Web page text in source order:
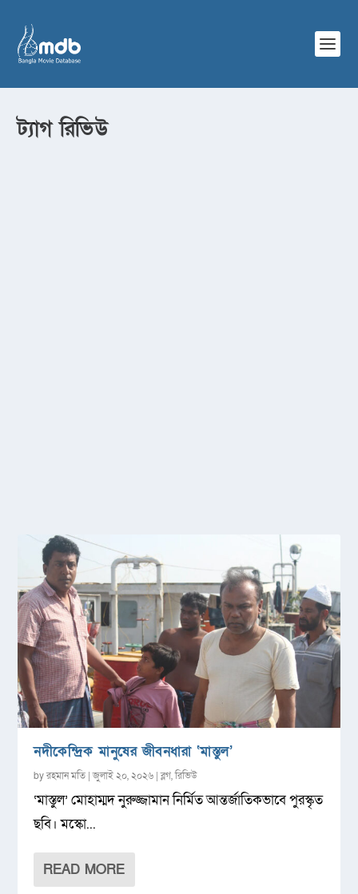
ট্যাগরিভিউ
নদীকেন্দ্রিক মানুষের জীবনধারা ‘মাস্তুল’
byরহমান মতি |জুলাই ২০, ২০২৬ |ব্লগ,রিভিউ
‘মাস্তুল’ মোহাম্মদ নুরুজ্জামান নির্মিত আন্তর্জাতিকভাবে পুরস্কৃত
ছবি। মস্কো...
READ MORE